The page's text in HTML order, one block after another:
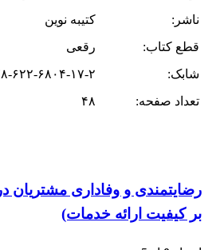
ناشر:
کتیبه نوین
قطع کتاب:
رقعی
شابک:
۹۷۸-۶۲۲-۶۸۰۴-
تعداد صفحه:
۴۸
رضایتمندی و وفاداری مشتریان در
بر کیفیت ارائه خدمات)